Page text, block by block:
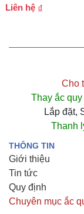
Liên hệ
Cho
Thay ắc
Lắp đặt,
Thanh
THÔNG TIN
Giới thiệu
Tin tức
Quy định
Chuyên mục ắc